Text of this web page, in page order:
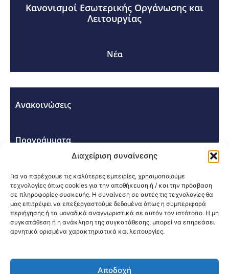
Διαχείριση συναίνεσης
Για να παρέχουμε τις καλύτερες εμπειρίες, χρησιμοποιούμε
τεχνολογίες όπως cookies για την αποθήκευση ή / και την πρόσβαση
σε πληροφορίες συσκευής. Η συναίνεση σε αυτές τις τεχνολογίες θα
μας επιτρέψει να επεξεργαστούμε δεδομένα όπως η συμπεριφορά
περιήγησης ή τα μοναδικά αναγνωριστικά σε αυτόν τον ιστότοπο. Η μη
συγκατάθεση ή η ανάκληση της συγκατάθεσης, μπορεί να επηρεάσει
αρνητικά ορισμένα χαρακτηριστικά και λειτουργίες.
Αποδοχή
Κανονισμοί Εσωτερικής Οργάνωσης και
Λειτουργίας
Νέα
Ανακοινώσεις
Προγράμματα
Σεμινάρια - Συνέδρια